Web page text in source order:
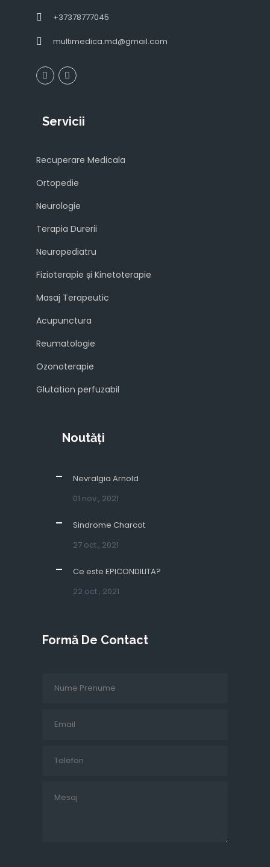
+37378777045
multimedica.md@gmail.com
Servicii
Recuperare Medicala
Ortopedie
Neurologie
Terapia Durerii
Neuropediatru
Fizioterapie și Kinetoterapie
Masaj Terapeutic
Acupunctura
Reumatologie
Ozonoterapie
Glutation perfuzabil
Noutăți
Nevralgia Arnold
01 nov., 2021
Sindrome Charcot
27 oct., 2021
Ce este EPICONDILITA?
22 oct., 2021
Formă De Contact